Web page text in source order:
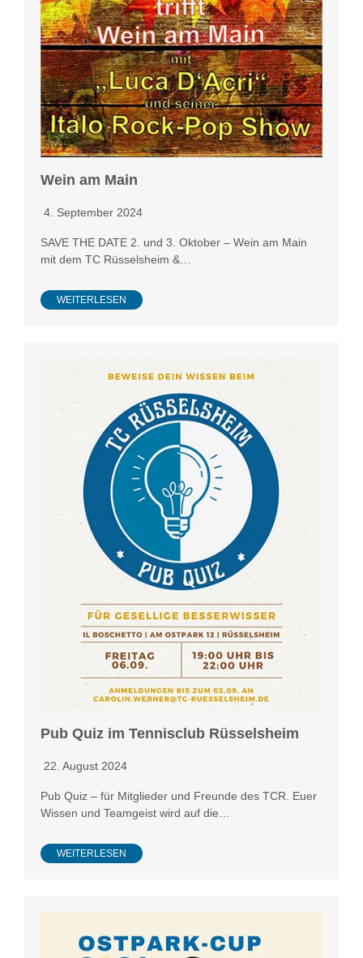
Wein am Main
4. September 2024
SAVE THE DATE 2. und 3. Oktober – Wein am Main
mit dem TC Rüsselsheim &…
WEITERLESEN
Pub Quiz im Tennisclub Rüsselsheim
22. August 2024
Pub Quiz – für Mitglieder und Freunde des TCR. Euer
Wissen und Teamgeist wird auf die…
WEITERLESEN